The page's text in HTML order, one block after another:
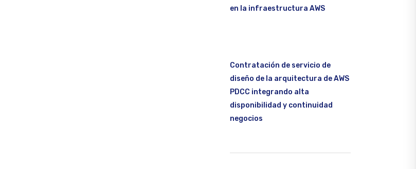
en la infraestructura AWS
Contratación de servicio de
diseño de la arquitectura de AWS
PDCC integrando alta
disponibilidad y continuidad
negocios